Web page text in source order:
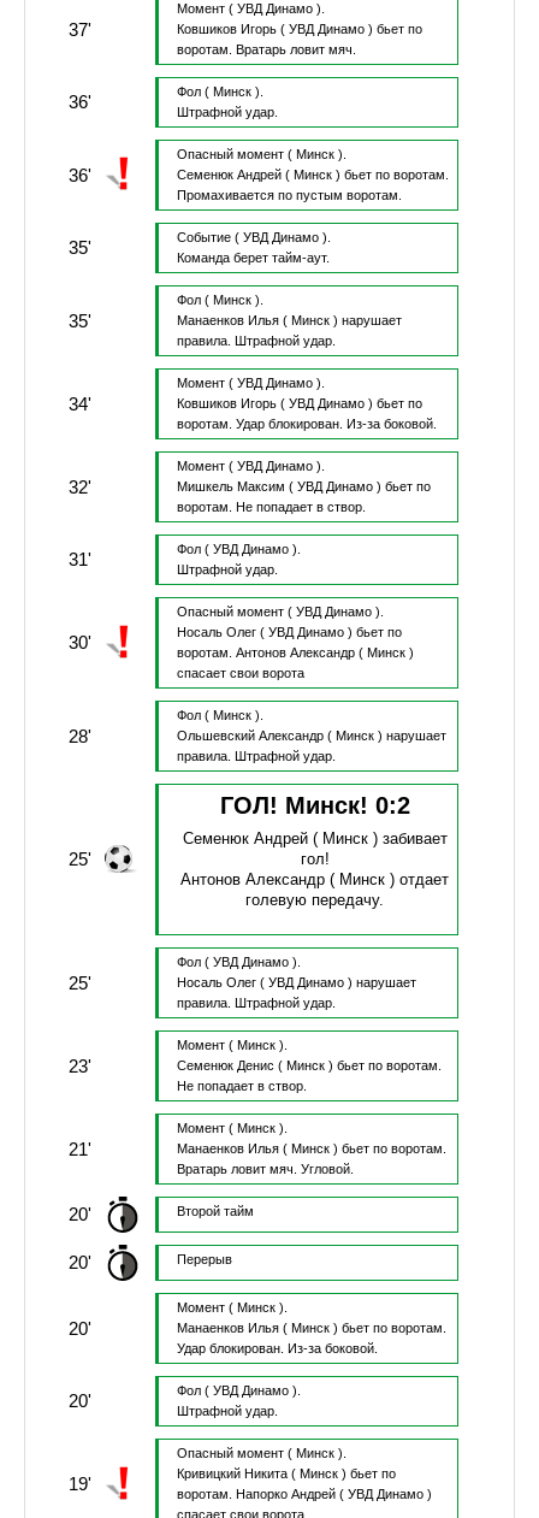
37'
Момент ( УВД Динамо ).
Ковшиков Игорь( УВД Динамо ) бьет по
воротам.
Вратарь ловит мяч.
36' Фол ( Минск ).
Штрафной удар.
36'
Опасный момент ( Минск ).
Семенюк Андрей( Минск ) бьет по воротам.
Промахивается по пустым воротам.
35' Событие ( УВД Динамо ).
Команда берет тайм-аут.
35'
Фол ( Минск ).
Манаенков Илья( Минск ) нарушает
правила.
Штрафной удар.
34'
Момент ( УВД Динамо ).
Ковшиков Игорь( УВД Динамо ) бьет по
воротам. Удар блокирован. Из-за боковой.
32'
Момент ( УВД Динамо ).
Мишкель Максим ( УВД Динамо ) бьет по
воротам.
Не попадает в створ.
31' Фол ( УВД Динамо ).
Штрафной удар.
30'
Опасный момент ( УВД Динамо ).
Носаль Олег( УВД Динамо ) бьет по
воротам. Антонов Александр( Минск )
спасает свои ворота
28'
Фол ( Минск ).
Ольшевский Александр( Минск ) нарушает
правила.
Штрафной удар.
25'
ГОЛ! Минск! 0:2
Семенюк Андрей( Минск ) забивает
гол!
Антонов Александр ( Минск )отдает
голевую передачу.
25'
Фол ( УВД Динамо ).
Носаль Олег( УВД Динамо ) нарушает
правила.
Штрафной удар.
23'
Момент ( Минск ).
Семенюк Денис ( Минск ) бьет по воротам.
Не попадает в створ.
21'
Момент ( Минск ).
Манаенков Илья( Минск ) бьет по воротам.
Вратарь ловит мяч. Угловой.
20' Второй тайм
20' Перерыв
20'
Момент ( Минск ).
Манаенков Илья( Минск ) бьет по воротам.
Удар блокирован.
Из-за боковой.
20' Фол ( УВД Динамо ).
Штрафной удар.
19'
Опасный момент ( Минск ).
Кривицкий Никита( Минск ) бьет по
воротам.
Напорко Андрей( УВД Динамо )
спасает свои ворота